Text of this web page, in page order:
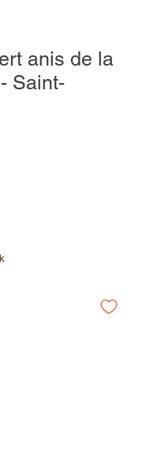
anis de la
Saint-